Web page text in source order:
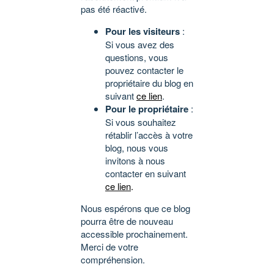
pas été réactivé.
Pour les visiteurs :
Si vous avez des
questions, vous
pouvez contacter le
propriétaire du blog en
suivantce lien.
Pour le propriétaire :
Si vous souhaitez
rétablir l’accès à votre
blog, nous vous
invitons à nous
contacter en suivant
ce lien.
Nous espérons que ce blog
pourra être de nouveau
accessible prochainement.
Merci de votre
compréhension.